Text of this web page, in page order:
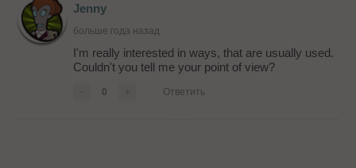
Jenny
больше года назад
I'm really interested in ways, that are usually used.
Couldn't you tell me your point of view?
0 Ответить